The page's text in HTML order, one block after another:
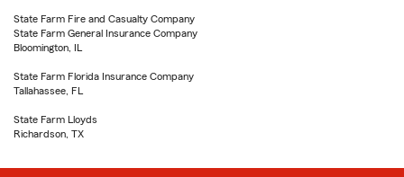
State Farm Fire and Casualty Company
State Farm General Insurance Company
Bloomington, IL
State Farm Florida Insurance Company
Tallahassee, FL
State Farm Lloyds
Richardson, TX